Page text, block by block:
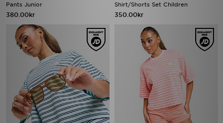
Pants Junior
380.00kr
Shirt/Shorts Set Children
350.00kr